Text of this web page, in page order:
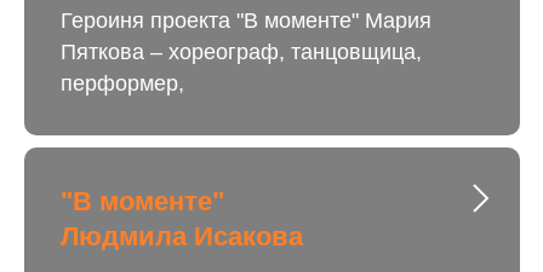
Героиня проекта "В моменте" Мария
Пяткова – хореограф, танцовщица,
перформер,
"В моменте"
Людмила Исакова